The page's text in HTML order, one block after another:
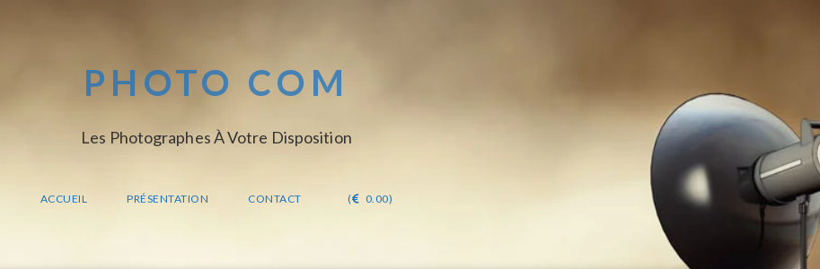
PHOTO COM
Les Photographes À Votre Disposition
ACCUEIL PRÉSENTATION CONTACT ( 0.00)